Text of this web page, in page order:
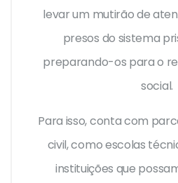
levar um mutirão de
presos do sistema
preparando-os para o
social.
Para isso, conta com
civil, como escolas
instituições que